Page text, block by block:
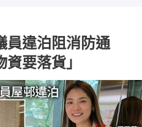
員違泊阻消防通
要落貨」